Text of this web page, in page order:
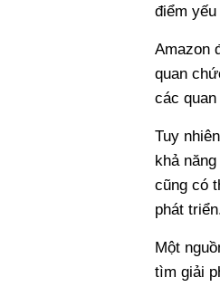
điểm
Amazon
quan
các
Tuy
khả
cũng có
phát
Một
tìm giải